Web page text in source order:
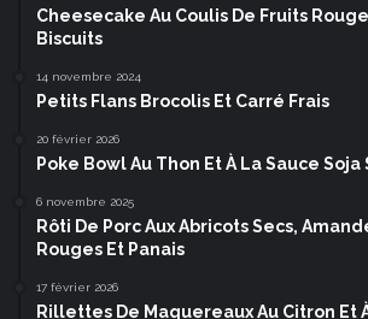
Cheesecake Au Coulis De Fruits
Biscuits
14 novembre 2024
Petits Flans Brocolis Et Carré Frais
20 février 2026
Poke Bowl Au Thon Et À La Sauce Soja
6 novembre 2025
Rôti De Porc Aux Abricots Secs,
Rouges Et Panais
17 février 2026
Rillettes De Maquereaux Au Citron Et